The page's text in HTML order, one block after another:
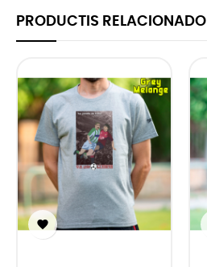
PRODUCTIS RELACIONADO
